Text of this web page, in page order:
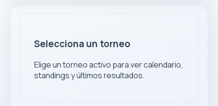
Selecciona un torneo
Elige un torneo activo para ver calendario,
standings y últimos resultados.